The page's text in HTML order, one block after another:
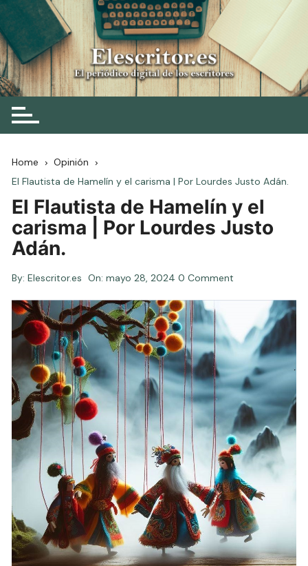
Skip
to
content
Elescritor.es
El periódico digital de los escritores
Home
Opinión
El Flautista de Hamelín y el carisma | Por Lourdes Justo Adán.
El Flautista de Hamelín y el
carisma | Por Lourdes Justo
Adán.
By: Elescritor.es On:mayo 28, 2024 0 Comment